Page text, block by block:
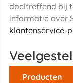
doeltreffend bij
informatie over
klantenservice-
Producten